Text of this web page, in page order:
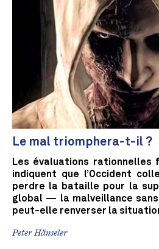
Le mal triomphera-t-il ?
Les évaluations
indiquent que l’Occident
perdre la bataille pour la
global — la malveillance sans
peut-elle renverser la
Peter Hänseler